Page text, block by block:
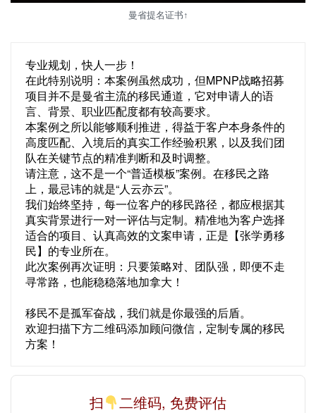
曼省提名证书↑
专业规划，快人一步！
在此特别说明：本案例虽然成功，但MPNP战略招募
项目并不是曼省主流的移民通道，它对申请人的语
言、背景、职业匹配度都有较高要求。
本案例之所以能够顺利推进，得益于客户本身条件的
高度匹配、入境后的真实工作经验积累，以及我们团
队在关键节点的精准判断和及时调整。
请注意，这不是一个“普适模板”案例。在移民之路
上，最忌讳的就是“人云亦云”。
我们始终坚持，每一位客户的移民路径，都应根据其
真实背景进行一对一评估与定制。精准地为客户选择
适合的项目、认真高效的文案申请，正是【张学勇移
民】的专业所在。
此次案例再次证明：只要策略对、团队强，即便不走
寻常路，也能稳稳落地加拿大！
移民不是孤军奋战，我们就是你最强的后盾。
欢迎扫描下方二维码添加顾问微信，定制专属的移民
方案！
扫 二维码, 免费评估